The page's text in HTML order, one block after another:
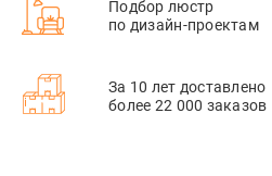
Подбор люстр
по дизайн-проектам
За 10 лет доставлено
более 22 000 заказов